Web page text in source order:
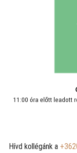
11:00 óra előtt leadott
Hívd kollégánk a